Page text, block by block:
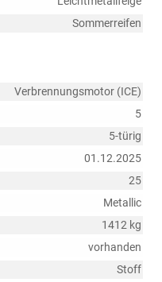
Sommerreifen
Verbrennungsmotor (ICE)
5
5-türig
01.12.2025
25
Metallic
1412 kg
vorhanden
Stoff